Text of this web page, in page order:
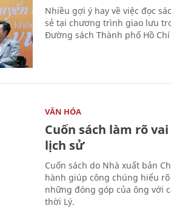
Nhiều gợi ý hay về việc đọc
sẻ tại chương trình giao lưu
Đường sách Thành phố Hồ
VĂN HÓA
Cuốn sách làm rõ
lịch sử
Cuốn sách do Nhà xuất bản
hành giúp công chúng hiểu
những đóng góp của ông với
thời Lý.